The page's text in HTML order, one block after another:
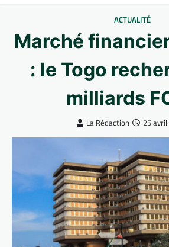
ACTUALITÉ
Marché
: le Togo
milliards
La Rédaction 25